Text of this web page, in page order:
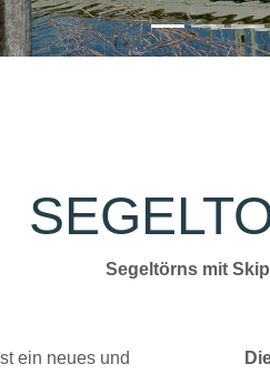
Segeltörns mit
ein neues und